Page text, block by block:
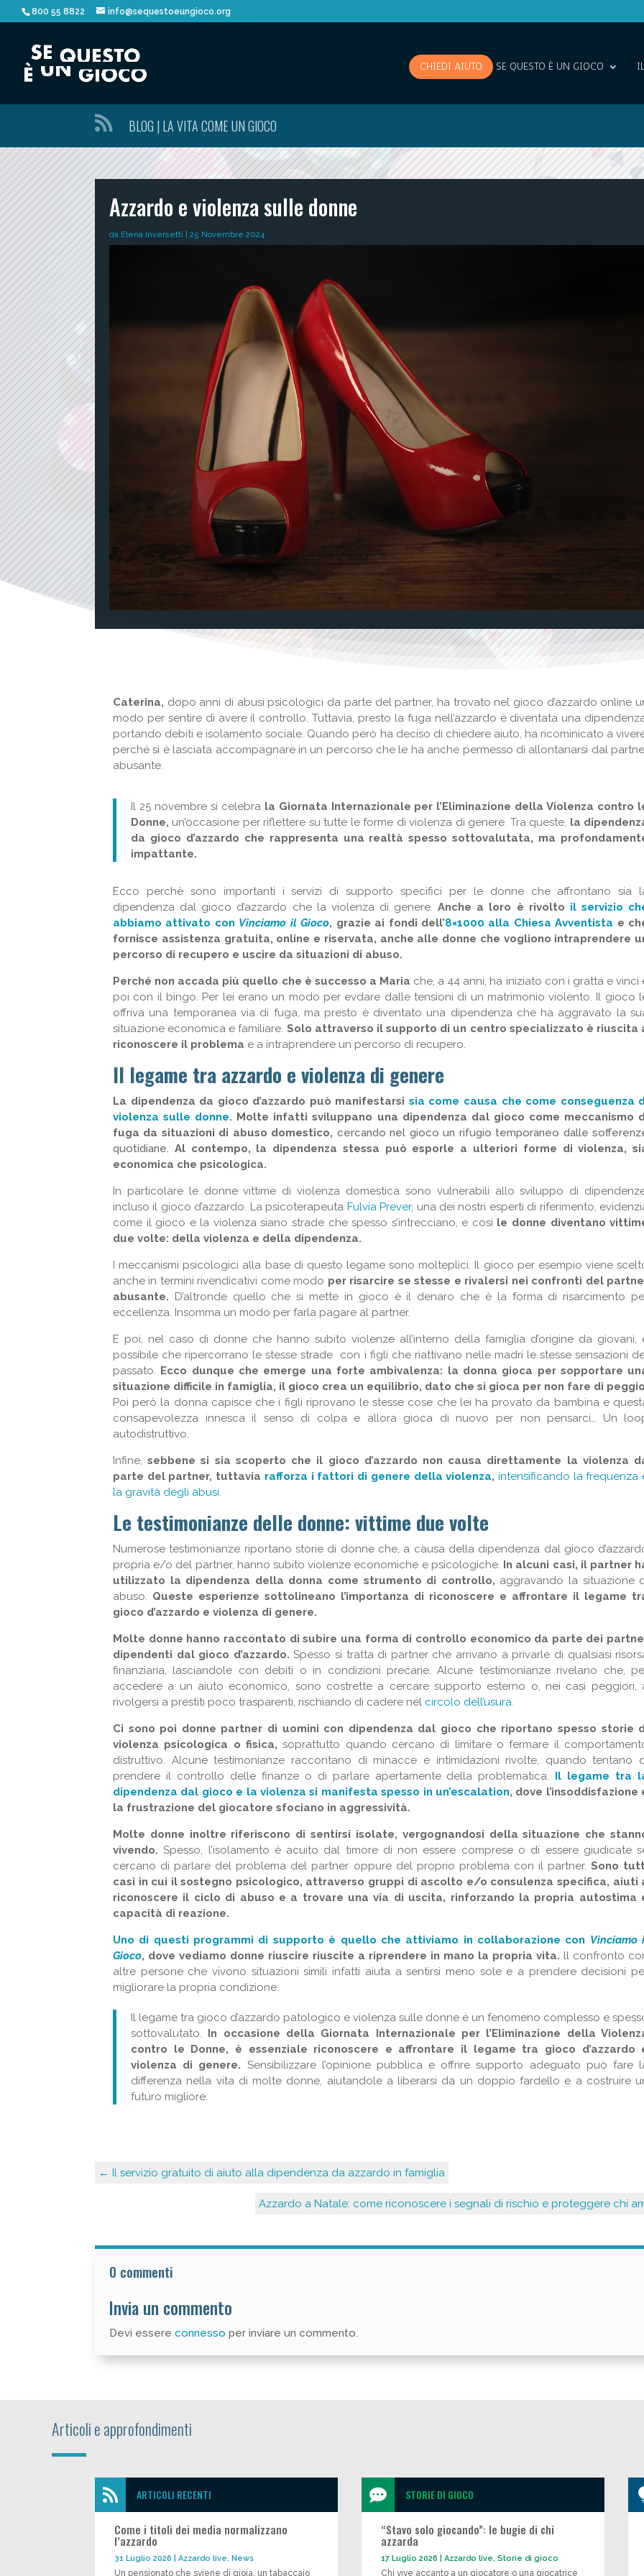
800 55 8822 info@sequestoeungioco.org
CHIEDI AIUTO SE QUESTO È UN GIOCO
 BLOG | LA VITA COME UN GIOCO
Azzardo e violenza sulle donne
da Elena Inversetti 25 Novembre 2024
Caterina, dopo anni di abusi psicologici da parte del partner, ha trovato nel gioco d’azzardo online
modo per sentire di avere il controllo. Tuttavia, presto la fuga nell’azzardo è diventata una
portando debiti e isolamento sociale. Quando però ha deciso di chiedere aiuto, ha ricominicato a
perché si è lasciata accompagnare in un percorso che le ha anche permesso di allontanarsi dal
abusante.
Il 25 novembre si celebra la Giornata Internazionale per l’Eliminazione della Violenza contro
Donne, un’occasione per riflettere su tutte le forme di violenza di genere. Tra queste, la
da gioco d’azzardo che rappresenta una realtà spesso sottovalutata, ma
impattante.
Ecco perchè sono importanti i servizi di supporto specifici per le donne che affrontano sia
dipendenza dal gioco d’azzardo che la violenza di genere.Anche a loro è rivolto il servizio
abbiamo attivato con Vinciamo il Gioco, grazie ai fondi dell’8×1000 alla Chiesa Avventista e
fornisce assistenza gratuita, online e riservata, anche alle donne che vogliono intraprendere
percorso di recupero e uscire da situazioni di abuso.
Perché non accada più quello che è successo a Maria che, a 44 anni, ha iniziato con i gratta e vinci
poi con il bingo. Per lei erano un modo per evdare dalle tensioni di un matrimonio violento. Il gioco
offriva una temporanea via di fuga, ma presto è diventato una dipendenza che ha aggravato la
situazione economica e familiare. Solo attraverso il supporto di un centro specializzato è riuscita
riconoscere il problema e a intraprendere un percorso di recupero.
Il legame tra azzardo e violenza di genere
La dipendenza da gioco d’azzardo può manifestarsi sia come causa che come conseguenza
violenza sulle donne. Molte infatti sviluppano una dipendenza dal gioco come meccanismo
fuga da situazioni di abuso domestico, cercando nel gioco un rifugio temporaneo dalle
quotidiane. Al contempo, la dipendenza stessa può esporle a ulteriori forme di violenza,
economica che psicologica.
In particolare le donne vittime di violenza domestica sono vulnerabili allo sviluppo di
incluso il gioco d’azzardo. La psicoterapeuta Fulvia Prever, una dei nostri esperti di riferimento,
come il gioco e la violenza siano strade che spesso s’intrecciano, e così le donne diventano
due volte: della violenza e della dipendenza.
I meccanismi psicologici alla base di questo legame sono molteplici. Il gioco per esempio viene
anche in termini rivendicativi come modo per risarcire se stesse e rivalersi nei confronti del
abusante. D’altronde quello che si mette in gioco è il denaro che è la forma di risarcimento
eccellenza. Insomma un modo per farla pagare al partner.
E poi, nel caso di donne che hanno subito violenze all’interno della famiglia d’origine da giovani,
possibile che ripercorrano le stesse strade con i figli che riattivano nelle madri le stesse sensazioni
passato. Ecco dunque che emerge una forte ambivalenza: la donna gioca per sopportare
situazione difficile in famiglia, il gioco crea un equilibrio, dato che si gioca per non fare di
Poi però la donna capisce che i figli riprovano le stesse cose che lei ha provato da bambina e
consapevolezza innesca il senso di colpa e allora gioca di nuovo per non pensarci… Un
autodistruttivo.
Infine,sebbene si sia scoperto che il gioco d’azzardo non causa direttamente la violenza
parte del partner, tuttavia rafforza i fattori di genere della violenza, intensificando la frequenza
la gravità degli abusi.
Le testimonianze delle donne: vittime due volte
Numerose testimonianze riportano storie di donne che, a causa della dipendenza dal gioco
propria e/o del partner, hanno subito violenze economiche e psicologiche. In alcuni casi, il partner
utilizzato la dipendenza della donna come strumento di controllo, aggravando la situazione
abuso. Queste esperienze sottolineano l’importanza di riconoscere e affrontare il legame
gioco d’azzardo e violenza di genere.
Molte donne hanno raccontato di subire una forma di controllo economico da parte dei
dipendenti dal gioco d’azzardo. Spesso si tratta di partner che arrivano a privarle di qualsiasi
finanziaria, lasciandole con debiti o in condizioni precarie. Alcune testimonianze rivelano che,
accedere a un aiuto economico, sono costrette a cercare supporto esterno o, nei casi peggiori,
rivolgersi a prestiti poco trasparenti, rischiando di cadere nel circolo dell’usura.
Ci sono poi donne partner di uomini con dipendenza dal gioco che riportano spesso storie
violenza psicologica o fisica, soprattutto quando cercano di limitare o fermare il
distruttivo. Alcune testimonianze raccontano di minacce e intimidazioni rivolte, quando tentano
prendere il controllo delle finanze o di parlare apertamente della problematica. Il legame tra
dipendenza dal gioco e la violenza si manifesta spesso in un’escalation, dove l’insoddisfazione
la frustrazione del giocatore sfociano in aggressività.
Molte donne inoltre riferiscono di sentirsi isolate, vergognandosi della situazione che
vivendo. Spesso, l’isolamento è acuito dal timore di non essere comprese o di essere giudicate
cercano di parlare del problema del partner oppure del proprio problema con il partner.Sono
casi in cui il sostegno psicologico, attraverso gruppi di ascolto e/o consulenza specifica, aiuti
riconoscere il ciclo di abuso e a trovare una via di uscita, rinforzando la propria autostima
capacità di reazione.
Uno di questi programmi di supporto è quello che attiviamo in collaborazione con Vinciamo
Gioco, dove vediamo donne riuscire riuscite a riprendere in mano la propria vita. ll confronto
altre persone che vivono situazioni simili infatti aiuta a sentirsi meno sole e a prendere decisioni
migliorare la propria condizione.
Il legame tra gioco d’azzardo patologico e violenza sulle donne è un fenomeno complesso e
sottovalutato. In occasione della Giornata Internazionale per l’Eliminazione della
contro le Donne, è essenziale riconoscere e affrontare il legame tra gioco d’azzardo
violenza di genere. Sensibilizzare l’opinione pubblica e offrire supporto adeguato può fare
differenza nella vita di molte donne, aiutandole a liberarsi da un doppio fardello e a costruire
futuro migliore.
← Il servizio gratuito di aiuto alla dipendenza da azzardo in famiglia
Azzardo a Natale: come riconoscere i segnali di rischio e proteggere chi
0 commenti
Invia un commento
Devi essere connesso per inviare un commento.
Articoli e approfondimenti
 ARTICOLI RECENTI
Come i titoli dei media normalizzano
l’azzardo
31 Luglio 2026 Azzardo live, News
Un pensionato che sviene di gioia, un tabaccaio
 STORIE DI GIOCO
“Stavo solo giocando”: le bugie di chi
azzarda
17 Luglio 2026 Azzardo live, Storie di gioco
Chi vive accanto a un giocatore o una giocatrice